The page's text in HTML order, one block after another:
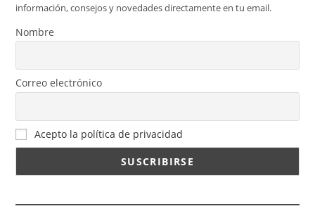
información, consejos y novedades directamente en tu email.
Nombre
Correo electrónico
Acepto la política de privacidad